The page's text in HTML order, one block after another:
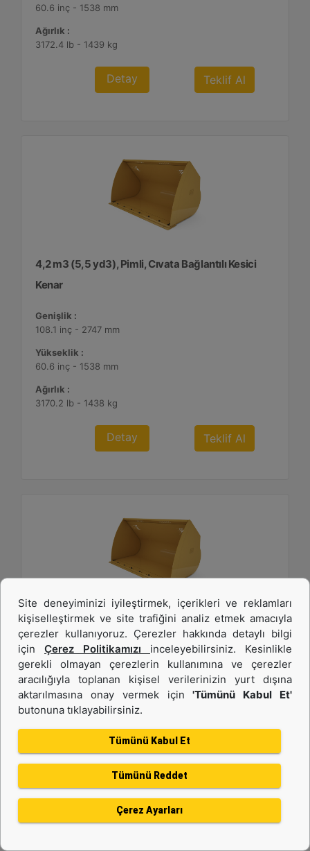
60.6 inç - 1538 mm
Ağırlık :
3172.4 lb - 1439 kg
Detay Teklif Al
4,2 m3 (5,5 yd3), Pimli, Cıvata Bağlantılı Kesici
Kenar
Genişlik :
108.1 inç - 2747 mm
Yükseklik :
60.6 inç - 1538 mm
Ağırlık :
3170.2 lb - 1438 kg
Detay Teklif Al
4,2 m3 (5,5 yd3), Pimli, Cıvata Bağlantılı Kesici
Kenar
Genişlik :
108.1 inç - 2747 mm
Yükseklik :
3174.7 lb - 1440 kg
Detay Teklif Al
Site deneyiminizi iyileştirmek, içerikleri ve reklamları
kişiselleştirmek ve site trafiğini analiz etmek amacıyla
çerezler kullanıyoruz. Çerezler hakkında detaylı bilgi
için Çerez Politikamızı inceleyebilirsiniz. Kesinlikle
gerekli olmayan çerezlerin kullanımına ve çerezler
aracılığıyla toplanan kişisel verilerinizin yurt dışına
aktarılmasına onay vermek için'Tümünü Kabul Et'
butonuna tıklayabilirsiniz.
Tümünü Kabul Et
Tümünü Reddet
Çerez Ayarları